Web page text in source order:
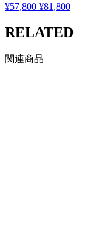
¥57,800 ¥81,800
RELATED
関連商品